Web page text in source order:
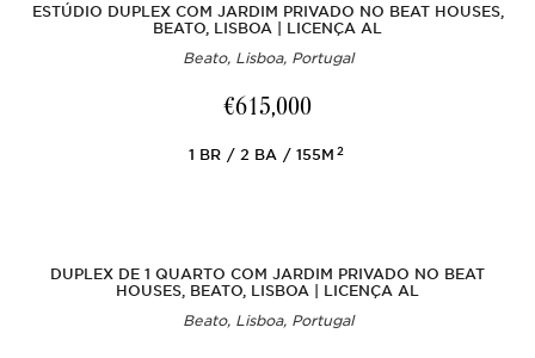
ESTÚDIO DUPLEX COM JARDIM PRIVADO NO BEAT HOUSES,
BEATO, LISBOA | LICENÇA AL
Beato, Lisboa, Portugal
€615,000
1 BR 2 BA 155M2
DUPLEX DE 1 QUARTO COM JARDIM PRIVADO NO BEAT
HOUSES, BEATO, LISBOA | LICENÇA AL
Beato, Lisboa, Portugal